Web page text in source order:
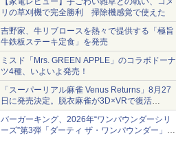
リの草刈機で完全勝利 掃除機感覚で使えた
吉野家、牛リブロースを熱々で提供する「極旨
牛鉄板ステーキ定食」を発売
ミスド「Mrs. GREEN APPLE」のコラボドーナ
ツ4種、いよいよ発売！
「スーパーリアル麻雀 Venus Returns」8月27
日に発売決定。脱衣麻雀が3D×VRで復活
発売から2週間は20%オフになるセールが実施
バーガーキング、2026年“ワンパウンダーシリ
ーズ”第3弾「ダーティ ザ・ワンパウンダー」を